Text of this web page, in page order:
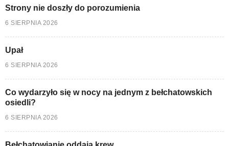
Strony nie doszły do porozumienia
6 SIERPNIA 2026
Upał
6 SIERPNIA 2026
Co wydarzyło się w nocy na jednym z bełchatowskich
osiedli?
6 SIERPNIA 2026